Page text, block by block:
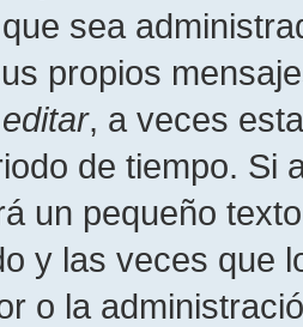
sea
propios
editar, a veces
de tiempo. Si
un pequeño
y las veces que
o la